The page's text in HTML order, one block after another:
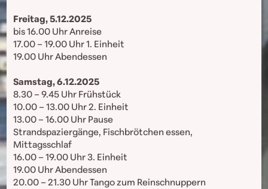
Freitag, 5.12.2025
bis 16.00 Uhr Anreise
17.00 – 19.00 Uhr 1. Einheit
19.00 Uhr Abendessen
Samstag, 6.12.2025
8.30 – 9.45 Uhr Frühstück
10.00 – 13.00 Uhr 2. Einheit
13.00 – 16.00 Uhr Pause
Strandspaziergänge, Fischbrötchen essen,
Mittagsschlaf
16.00 – 19.00 Uhr 3. Einheit
19.00 Uhr Abendessen
20.00 – 21.30 Uhr Tango zum Reinschnuppern